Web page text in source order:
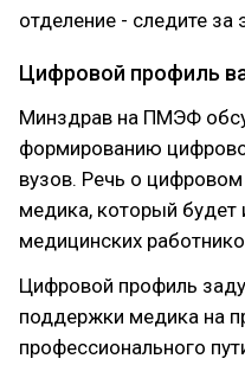
отделение - следите за
Цифровой профиль
Минздрав на ПМЭФ
формированию
вузов. Речь о
медика, который будет
медицинских
Цифровой профиль
поддержки медика на
профессионального